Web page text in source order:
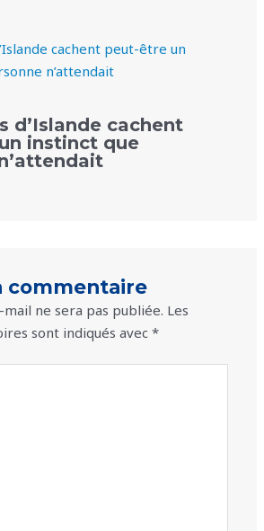
d’Islande cachent
instinct que
commentaire
ne sera pas publiée. Les
sont indiqués avec*